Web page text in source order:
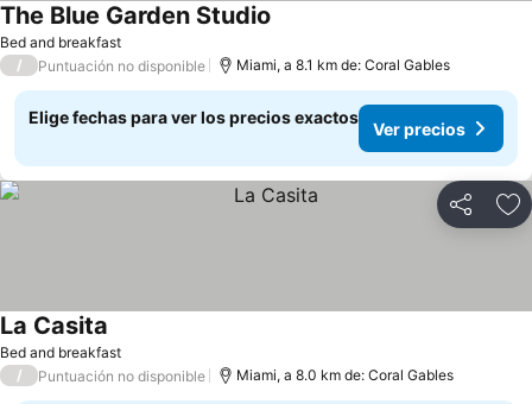
Bed and breakfast
The Blue Garden Studio
/ Puntuación no disponible Miami, a 8.1 km de: Coral Gables
Elige fechas para ver los precios exactos
Ver precios
Compartir
Bed and breakfast
La Casita
/ Puntuación no disponible Miami, a 8.0 km de: Coral Gables